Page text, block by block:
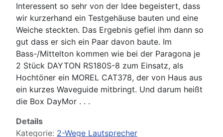
Interessent so sehr von der Idee begeistert, dass
wir kurzerhand ein Testgehäuse bauten und eine
Weiche steckten. Das Ergebnis gefiel ihm dann so
gut dass er sich ein Paar davon baute. Im
Bass-/Mittelton kommen wie bei der Paragona je
2 Stück DAYTON RS180S-8 zum Einsatz, als
Hochtöner ein MOREL CAT378, der von Haus aus
ein kurzes Waveguide mitbringt. Und darum heißt
die Box DayMor . . .
Details
Kategorie: 2-Wege Lautsprecher